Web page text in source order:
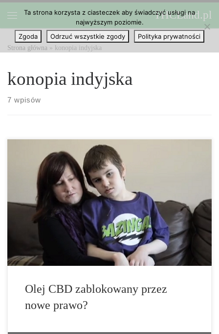
Przejdź do treści THCLand.pl
Strona główna » konopia indyjska
konopia indyjska
7 wpisów
Dla wielu Kanadyjczyków, nowe przepisy dotyczące marihuany
będą prowadziło do łatwiejszego dostępu do leku. A dla rodzin, w
których dzieci chorują na epilepsję, zmiana niesie ze sobą dużą
nadzieję na lekarstwo. Zgodnie z nowym programem, który
wszedł w życie 1 […]
Olej CBD zablokowany przez
nowe prawo?
Ta strona korzysta z ciasteczek aby świadczyć usługi na
najwyższym poziomie.
Zgoda
Odrzuć wszystkie zgody Polityka prywatności